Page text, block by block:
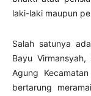
laki-laki maupun
Salah satunya
Bayu
Agung
bertarung